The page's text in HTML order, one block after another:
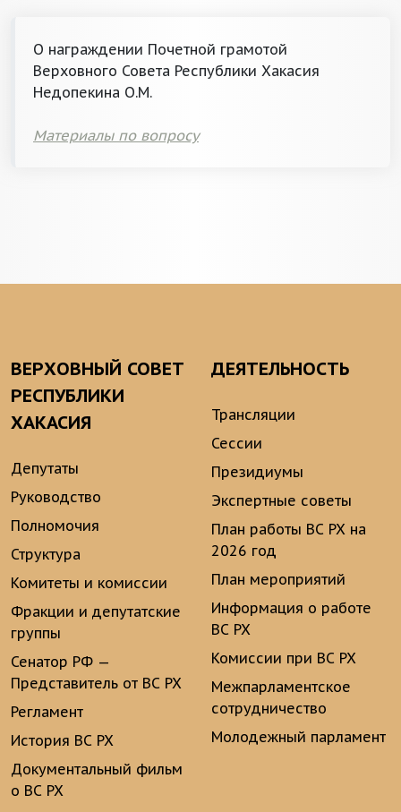
О награждении Почетной грамотой
Верховного Совета Республики Хакасия
Недопекина О.М.
Материалы по вопросу
ВЕРХОВНЫЙ СОВЕТ
РЕСПУБЛИКИ
ХАКАСИЯ
Депутаты
Руководство
Полномочия
Структура
Комитеты и комиссии
Фракции и депутатские
группы
Сенатор РФ —
Представитель от ВС РХ
Регламент
История ВС РХ
Документальный фильм
о ВС РХ
ДЕЯТЕЛЬНОСТЬ
Трансляции
Сессии
Президиумы
Экспертные советы
План работы ВС РХ на
2026 год
План мероприятий
Информация о работе
ВС РХ
Комиссии при ВС РХ
Межпарламентское
сотрудничество
Молодежный парламент